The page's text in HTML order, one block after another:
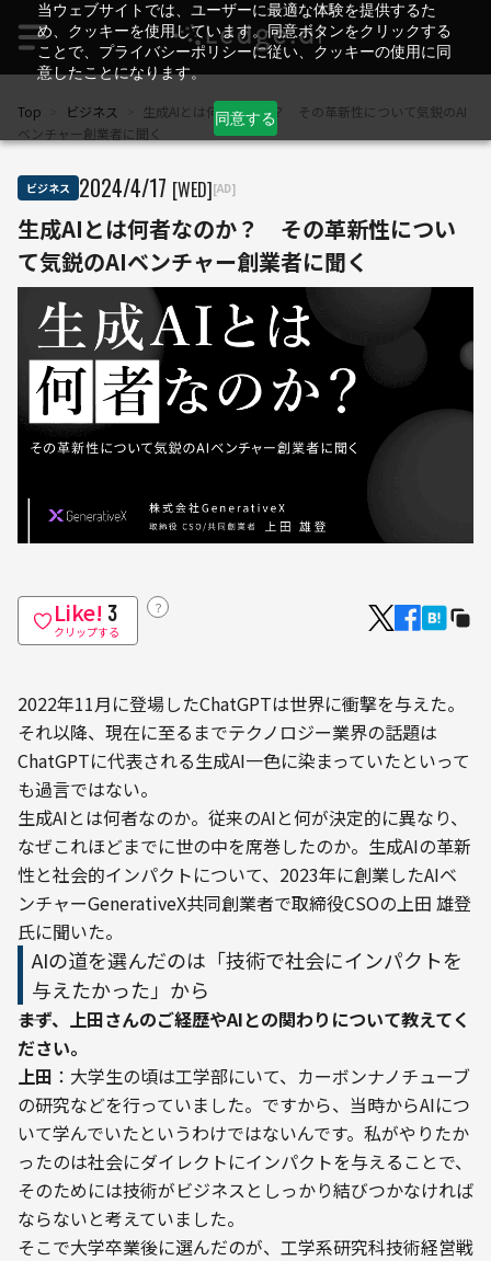
当ウェブサイトでは、ユーザーに最適な体験を提供するた
め、クッキーを使用しています。同意ボタンをクリックする
ことで、プライバシーポリシーに従い、クッキーの使用に同
意したことになります。
同意する
Top ビジネス
生成AIとは何者なのか？ その革新性について気鋭のAI
ベンチャー創業者に聞く
ビジネス 2024/4/17 [WED][AD]
生成AIとは何者なのか？ その革新性につい
て気鋭のAIベンチャー創業者に聞く
Like! 3
クリップする
？
2022年11月に登場したChatGPTは世界に衝撃を与えた。
それ以降、現在に至るまでテクノロジー業界の話題は
ChatGPTに代表される生成AI一色に染まっていたといって
も過言ではない。
生成AIとは何者なのか。従来のAIと何が決定的に異なり、
なぜこれほどまでに世の中を席巻したのか。生成AIの革新
性と社会的インパクトについて、2023年に創業したAIベ
ンチャーGenerativeX共同創業者で取締役CSOの上田 雄登
氏に聞いた。
AIの道を選んだのは「技術で社会にインパクトを
与えたかった」から
――まず、上田さんのご経歴やAIとの関わりについて教えてく
ださい。
上田 ：大学生の頃は工学部にいて、カーボンナノチューブ
の研究などを行っていました。ですから、当時からAIにつ
いて学んでいたというわけではないんです。私がやりたか
ったのは社会にダイレクトにインパクトを与えることで、
そのためには技術がビジネスとしっかり結びつかなければ
ならないと考えていました。
そこで大学卒業後に選んだのが、工学系研究科技術経営戦